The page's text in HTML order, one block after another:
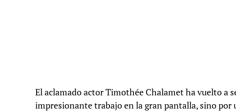
El aclamado actor Timothée Chalamet ha vuelto a
impresionante trabajo en la gran pantalla, sino por